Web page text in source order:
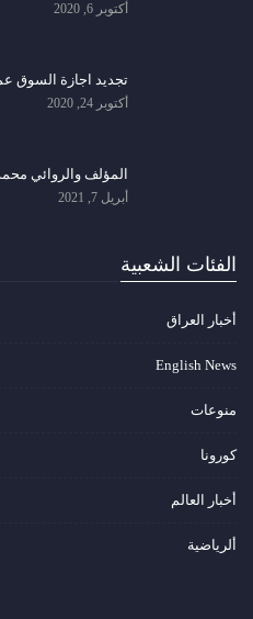
أكتوبر 6, 2020
تجديد اجازة
أكتوبر 24, 2020
المؤلف والروائي
أبريل 7, 2021
الفئات الشعبية
أخبار العراق
English News
منوعات
كورونا
أخبار العالم
ألرياضية